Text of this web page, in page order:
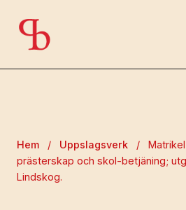
Hem / Uppslagsverk /
prästerskap och skol-betjäning;
Lindskog.